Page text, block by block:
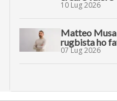
10 Lug 2026
Matteo Musa
rugbista ho
07 Lug 2026